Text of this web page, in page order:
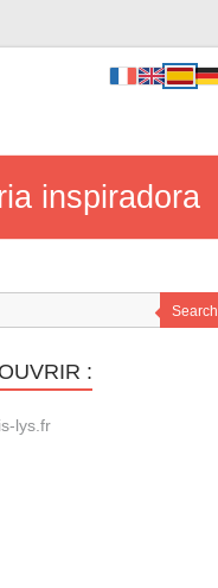
inspiradora
Search
:
lys.fr